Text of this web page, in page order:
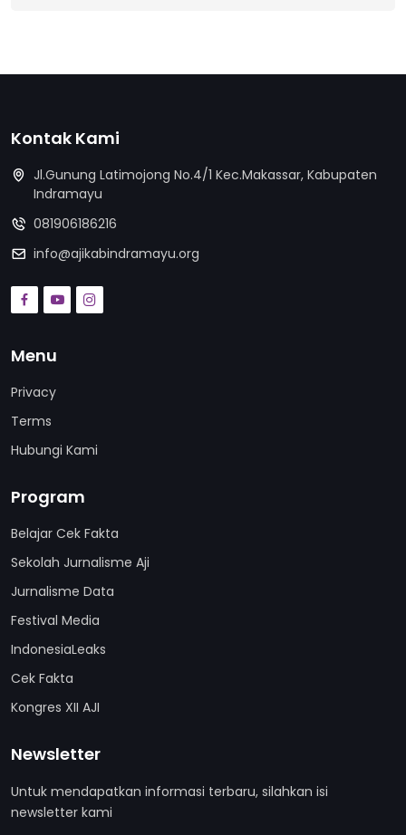
Kontak Kami
Jl.Gunung Latimojong No.4/1 Kec.Makassar, Kabupaten
Indramayu
081906186216
info@ajikabindramayu.org
Menu
Privacy
Terms
Hubungi Kami
Program
Belajar Cek Fakta
Sekolah Jurnalisme Aji
Jurnalisme Data
Festival Media
IndonesiaLeaks
Cek Fakta
Kongres XII AJI
Newsletter
Untuk mendapatkan informasi terbaru, silahkan isi
newsletter kami